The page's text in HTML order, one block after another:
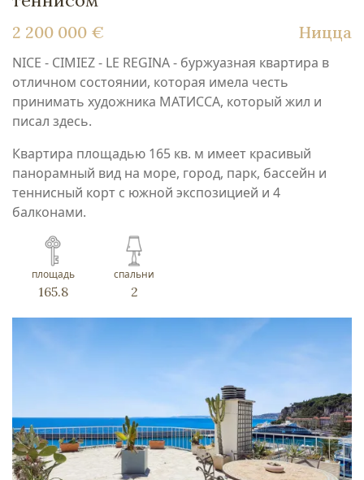
2 200 000 € Ницца
NICE - CIMIEZ - LE REGINA - буржуазная квартира в
отличном состоянии, которая имела честь
принимать художника МАТИССА, который жил и
писал здесь.
Квартира площадью 165 кв. м имеет красивый
панорамный вид на море, город, парк, бассейн и
теннисный корт с южной экспозицией и 4
балконами.
площадь
165.8
спальни
2